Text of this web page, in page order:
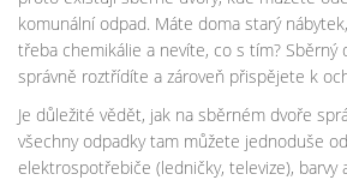
komunální odpad. Máte doma starý
třeba chemikálie a nevíte, co s tím? Sběrný
správně roztřídíte a zároveň přispějete k
Je důležité vědět, jak na sběrném dvoře
všechny odpadky tam můžete jednoduše
elektrospotřebiče (ledničky, televize), barvy